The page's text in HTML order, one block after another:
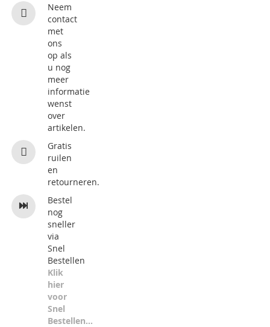
Neem
contact
met
ons
op als
u nog
meer
informatie
wenst
over
artikelen.
Gratis
ruilen
en
retourneren.
Bestel
nog
sneller
via
Snel
Bestellen
Klik
hier
voor
Snel
Bestellen...